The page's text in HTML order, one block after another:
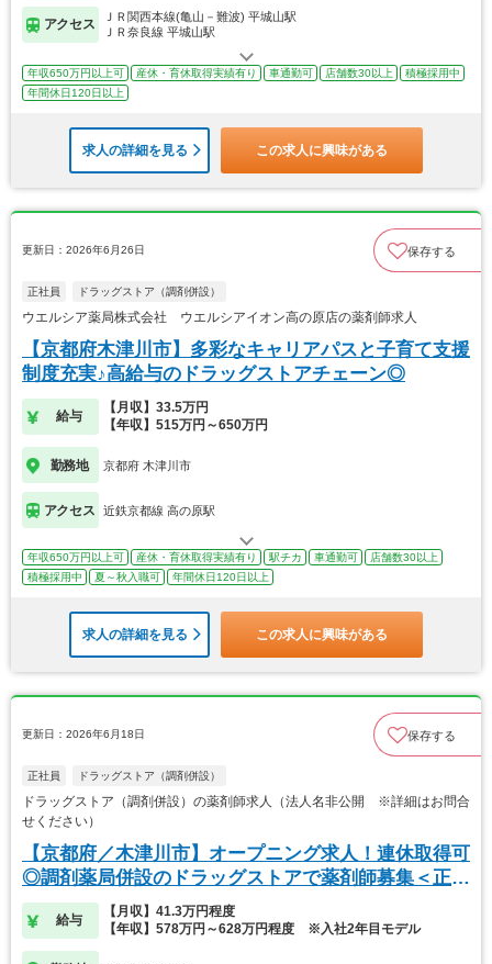
アクセス
ＪＲ関西本線(亀山－難波) 平城山駅
ＪＲ奈良線 平城山駅
年収650万円以上可 産休・育休取得実績有り 車通勤可 店舗数30以上
積極採用中
年間休日120日以上
求人の詳細を見る この求人に興味がある
更新日：2026年6月26日 保存する
正社員 ドラッグストア（調剤併設）
ウエルシア薬局株式会社 ウエルシアイオン高の原店の薬剤師求人
【京都府木津川市】多彩なキャリアパスと子育て支援
制度充実♪高給与のドラッグストアチェーン◎
給与
【月収】33.5万円
【年収】515万円～650万円
勤務地 京都府 木津川市
アクセス 近鉄京都線 高の原駅
年収650万円以上可 産休・育休取得実績有り 駅チカ 車通勤可
店舗数30以上
積極採用中
夏～秋入職可 年間休日120日以上
求人の詳細を見る この求人に興味がある
更新日：2026年6月18日 保存する
正社員 ドラッグストア（調剤併設）
ドラッグストア（調剤併設）の薬剤師求人（法人名非公開 ※詳細はお問合
せください）
【京都府／木津川市】オープニング求人！連休取得可
◎調剤薬局併設のドラッグストアで薬剤師募集＜正社
員＞
給与
【月収】41.3万円程度
【年収】578万円～628万円程度 ※入社2年目モデル